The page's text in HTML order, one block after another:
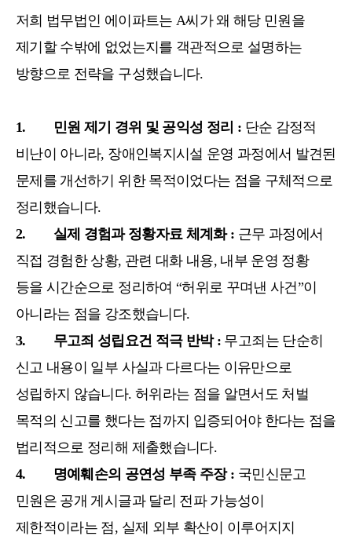
저희 법무법인 에이파트는 A씨가 왜 해당 민원을
제기할 수밖에 없었는지를 객관적으로 설명하는
방향으로 전략을 구성했습니다.
1. 민원 제기 경위 및 공익성 정리 : 단순 감정적
비난이 아니라, 장애인복지시설 운영 과정에서 발견된
문제를 개선하기 위한 목적이었다는 점을 구체적으로
정리했습니다.
2. 실제 경험과 정황자료 체계화 : 근무 과정에서
직접 경험한 상황, 관련 대화 내용, 내부 운영 정황
등을 시간순으로 정리하여 “허위로 꾸며낸 사건”이
아니라는 점을 강조했습니다.
3. 무고죄 성립요건 적극 반박 : 무고죄는 단순히
신고 내용이 일부 사실과 다르다는 이유만으로
성립하지 않습니다. 허위라는 점을 알면서도 처벌
목적의 신고를 했다는 점까지 입증되어야 한다는 점을
법리적으로 정리해 제출했습니다.
4. 명예훼손의 공연성 부족 주장 : 국민신문고
민원은 공개 게시글과 달리 전파 가능성이
제한적이라는 점, 실제 외부 확산이 이루어지지